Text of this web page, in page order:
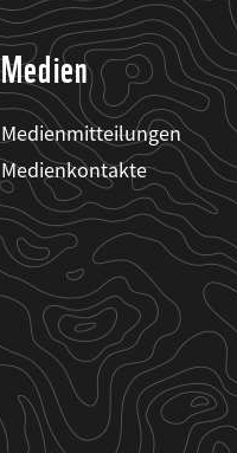
Medien
Medienmitteilungen
Medienkontakte